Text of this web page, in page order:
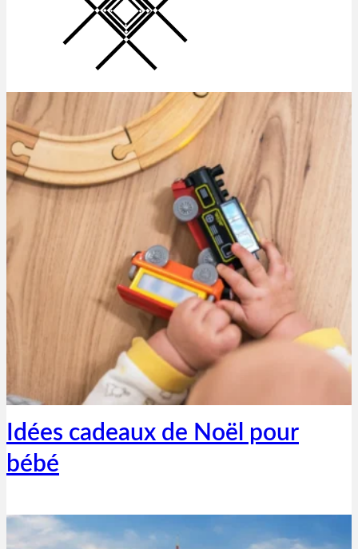
Thibaut Parent
14 décembre 2020
Idées cadeaux de Noël pour
bébé